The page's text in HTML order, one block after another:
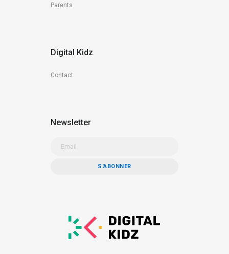
Parents
Digital Kidz
Contact
Newsletter